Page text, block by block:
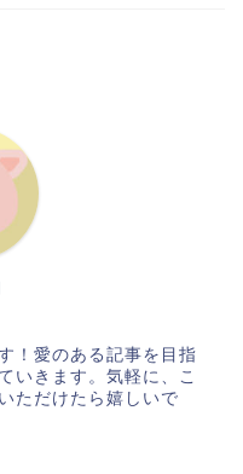
！愛のある記事を目指
いきます。気軽に、こ
ただけたら嬉しいで